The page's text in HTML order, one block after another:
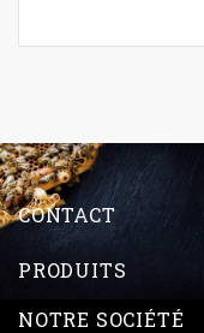
CONTACT
PRODUITS
NOTRE SOCIÉTÉ